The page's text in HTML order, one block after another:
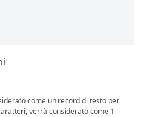
come un record di testo per
verrà considerato come 1